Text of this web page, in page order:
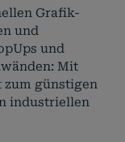
Grafik-
und
und
Mit
zum günstigen
industriellen